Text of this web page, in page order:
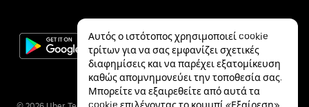
Αυτός ο ιστότοπος χρησιμοποιεί cookie
τρίτων για να σας εμφανίζει σχετικές
διαφημίσεις και να παρέχει εξατομίκευση
καθώς απομνημονεύει την τοποθεσία σας.
Μπορείτε να εξαιρεθείτε από αυτά τα